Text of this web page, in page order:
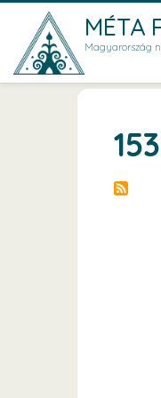
Ugrás a tartalomra
MÉTA
Magyarország